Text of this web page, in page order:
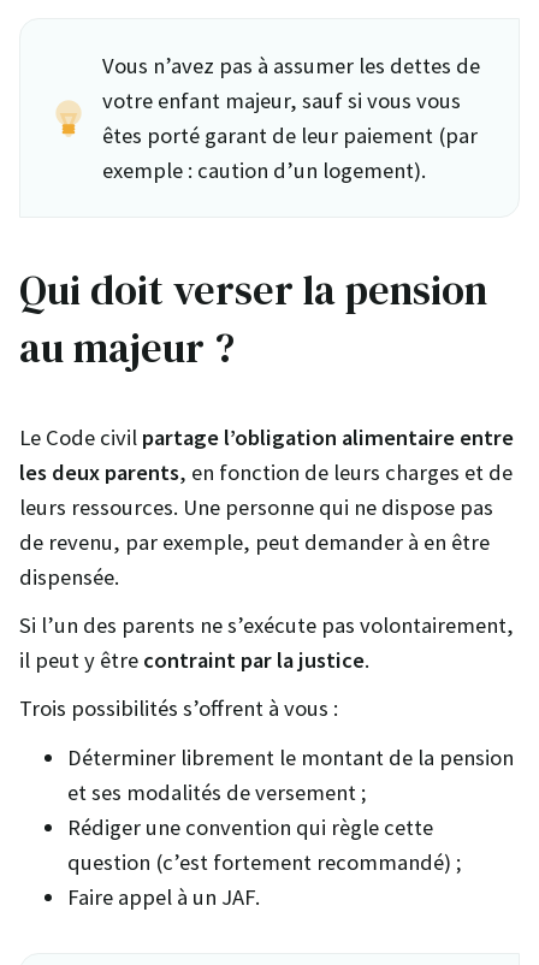
Vous n’avez pas à assumer les dettes de
votre enfant majeur, sauf si vous vous
êtes porté garant de leur paiement (par
exemple : caution d’un logement).
Qui doit verser la pension
au majeur ?
Le Code civil partage l’obligation alimentaire entre
les deux parents, en fonction de leurs charges et de
leurs ressources. Une personne qui ne dispose pas
de revenu, par exemple, peut demander à en être
dispensée.
Si l’un des parents ne s’exécute pas volontairement,
il peut y être contraint par la justice.
Trois possibilités s’offrent à vous :
Déterminer librement le montant de la pension
et ses modalités de versement ;
Rédiger une convention qui règle cette
question (c’est fortement recommandé) ;
Faire appel à un JAF.